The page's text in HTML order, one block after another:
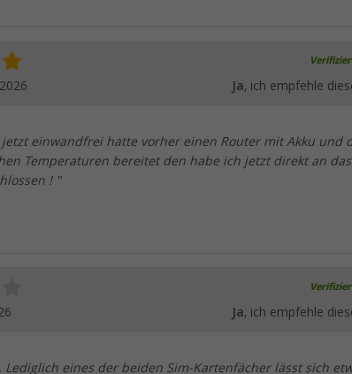
Ja, ich empfehle
einwandfrei hatte vorher einen Router mit Akku und
Temperaturen bereitet den habe ich jetzt direkt an das
! "
Ja, ich empfehle
Lediglich eines der beiden Sim-Kartenfächer lässt sich